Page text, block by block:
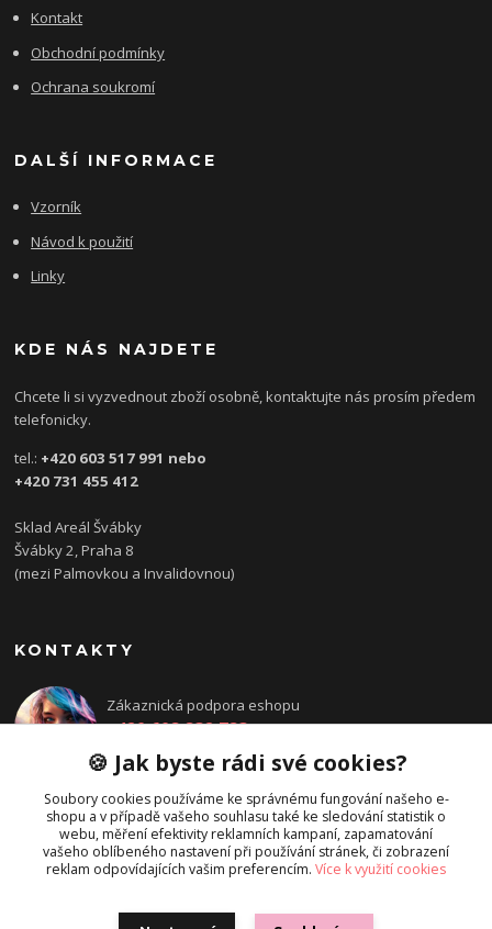
Kontakt
Obchodní podmínky
Ochrana soukromí
DALŠÍ INFORMACE
Vzorník
Návod k použití
Linky
KDE NÁS NAJDETE
Chcete li si vyzvednout zboží osobně, kontaktujte nás prosím předem
telefonicky.
tel.: +420 603 517 991 nebo
+420 731 455 412
Sklad Areál Švábky
Švábky 2, Praha 8
(mezi Palmovkou a Invalidovnou)
KONTAKTY
Zákaznická podpora eshopu
+420 608 832 783
objednavka@directions.cz
🍪 Jak byste rádi své cookies?
Soubory cookies používáme ke správnému fungování našeho e-
shopu a v případě vašeho souhlasu také ke sledování statistik o
webu, měření efektivity reklamních kampaní, zapamatování
vašeho oblíbeného nastavení při používání stránek, či zobrazení
reklam odpovídajících vašim preferencím. Více k využití cookies